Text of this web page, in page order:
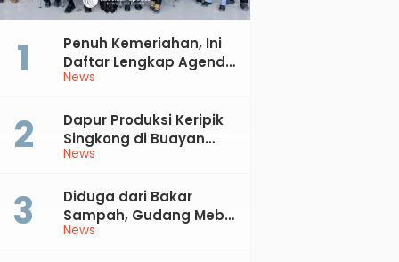
News
Penuh Kemeriahan, Ini
Daftar Lengkap Agenda
Peringatan HUT ke-81 RI
Kabupaten Kebumen
News
Dapur Produksi Keripik
Singkong di Buayan
Terbakar, Kerugian
News
Diduga dari Bakar
Sampah, Gudang Mebel
di Petanahan Hangus